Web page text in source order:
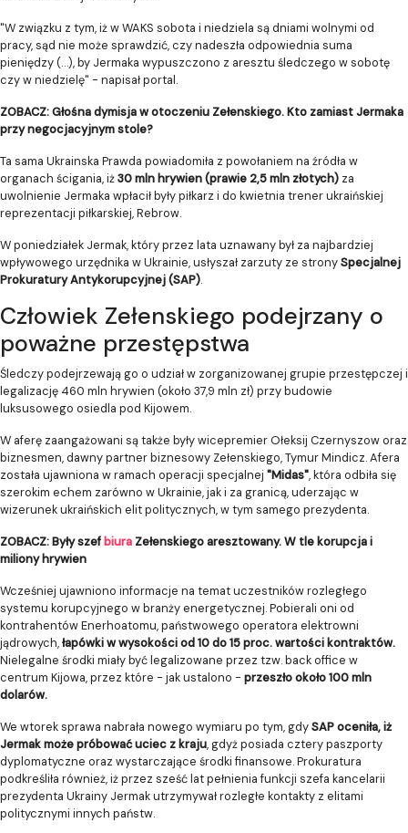
"W związku z tym, iż w WAKS sobota i niedziela są dniami wolnymi od
pracy, sąd nie może sprawdzić, czy nadeszła odpowiednia suma
pieniędzy (…), by Jermaka wypuszczono z aresztu śledczego w sobotę
czy w niedzielę" - napisał portal.
ZOBACZ: Głośna dymisja w otoczeniu Zełenskiego. Kto zamiast Jermaka
przy negocjacyjnym stole?
Ta sama Ukrainska Prawda powiadomiła z powołaniem na źródła w
organach ścigania, iż30 mln hrywien (prawie 2,5 mln złotych) za
uwolnienie Jermaka wpłacił były piłkarz i do kwietnia trener ukraińskiej
reprezentacji piłkarskiej, Rebrow.
W poniedziałek Jermak, który przez lata uznawany był za najbardziej
wpływowego urzędnika w Ukrainie, usłyszał zarzuty ze stronySpecjalnej
Prokuratury Antykorupcyjnej (SAP).
Człowiek Zełenskiego podejrzany o
poważne przestępstwa
Śledczy podejrzewają go o udział w zorganizowanej grupie przestępczej i
legalizację 460 mln hrywien (około 37,9 mln zł) przy budowie
luksusowego osiedla pod Kijowem.
W aferę zaangażowani są także były wicepremier Ołeksij Czernyszow oraz
biznesmen, dawny partner biznesowy Zełenskiego, Tymur Mindicz. Afera
została ujawniona w ramach operacji specjalnej "Midas", która odbiła się
szerokim echem zarówno w Ukrainie, jak i za granicą, uderzając w
wizerunek ukraińskich elit politycznych, w tym samego prezydenta.
ZOBACZ: Były szefbiura Zełenskiego aresztowany. W tle korupcja i
miliony hrywien
Wcześniej ujawniono informacje na temat uczestników rozległego
systemu korupcyjnego w branży energetycznej. Pobierali oni od
kontrahentów Enerhoatomu, państwowego operatora elektrowni
jądrowych,łapówki w wysokości od 10 do 15 proc. wartości kontraktów.
Nielegalne środki miały być legalizowane przez tzw. back office w
centrum Kijowa, przez które - jak ustalono - przeszło około 100 mln
dolarów.
We wtorek sprawa nabrała nowego wymiaru po tym, gdySAP oceniła, iż
Jermak może próbować uciec z kraju, gdyż posiada cztery paszporty
dyplomatyczne oraz wystarczające środki finansowe. Prokuratura
podkreśliła również, iż przez sześć lat pełnienia funkcji szefa kancelarii
prezydenta Ukrainy Jermak utrzymywał rozległe kontakty z elitami
politycznymi innych państw.